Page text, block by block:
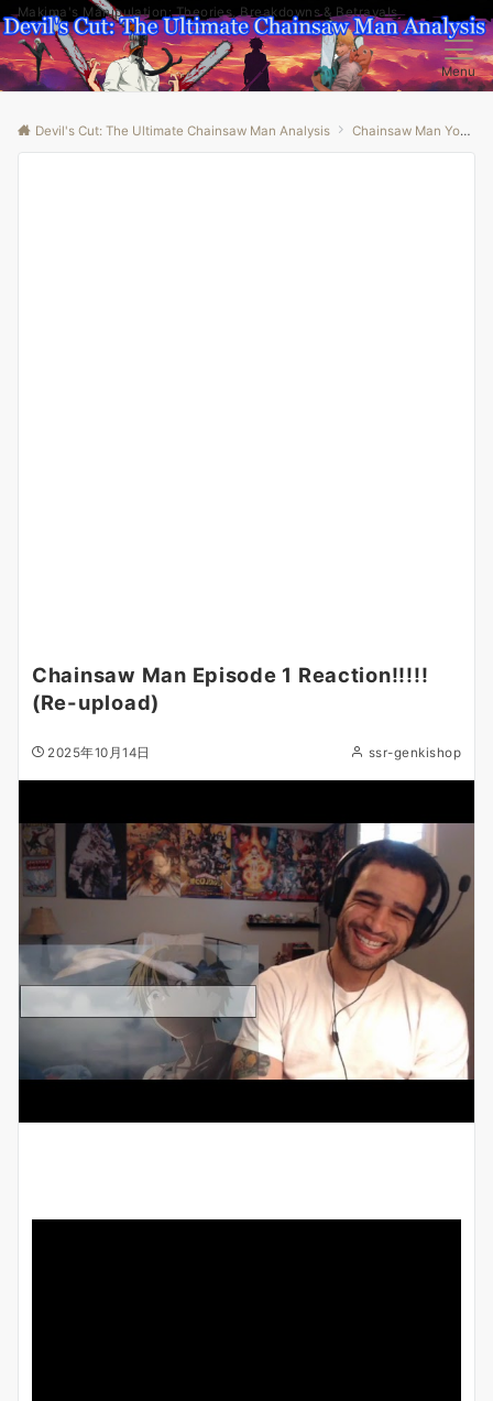
Makima's Manipulation: Theories, Breakdowns & Betrayals
Menu
Devil's Cut: The Ultimate Chainsaw Man Analysis Chainsaw Man Youtube
Chainsaw Man Episode 1 Reaction!!!!!
(Re-upload)
2025年10月14日 ssr-genkishop